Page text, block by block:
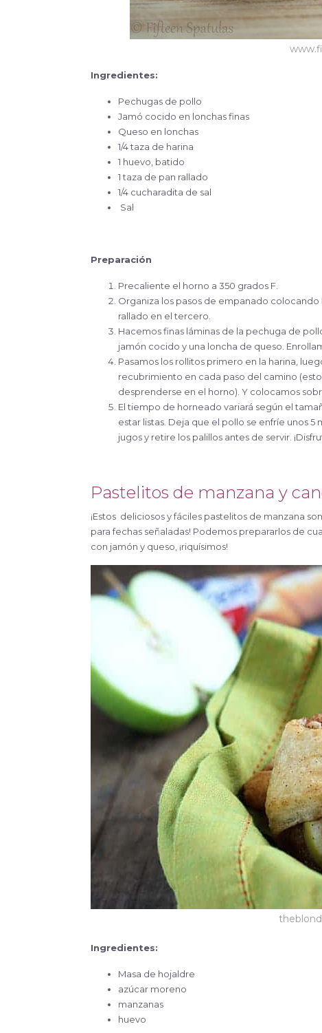
Ingredientes:
Pechugas de pollo
Jamó cocido en lonchas finas
Queso en lonchas
1/4 taza de harina
1 huevo, batido
1 taza de pan rallado
1/4 cucharadita de sal
Sal
Preparación
Precaliente el horno a 350 grados F.
Organiza los pasos de empanado
rallado en el tercero.
Hacemos finas láminas de la pechuga de
jamón cocido y una loncha de queso.
Pasamos los rollitos primero en la harina,
recubrimiento en cada paso del camino
desprenderse en el horno). Y colocamos
El tiempo de horneado variará según el
estar listas. Deja que el pollo se enfríe unos
jugos y retire los palillos antes de servir.
Pastelitos de manzana y
¡Estos deliciosos y fáciles pastelitos de manzana
para fechas señaladas! Podemos prepararlos de
con jamón y queso, ¡riquísimos!
Ingredientes:
Masa de hojaldre
azúcar moreno
manzanas
huevo